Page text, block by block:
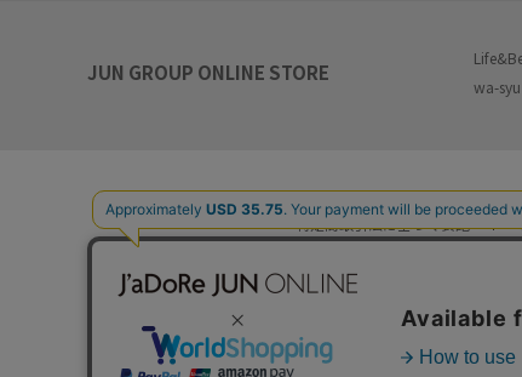
JUN GROUP ONLINE STORE
wa-syu
特定商取引法に基づく表記